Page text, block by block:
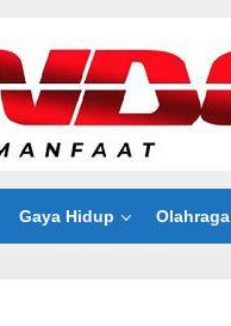
Gaya Hidup Olahraga